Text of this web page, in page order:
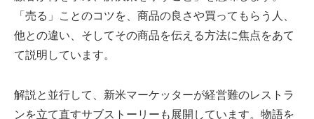
「売る」ことのコツを、商品の良さや買ってもらう人、
他との違い、そしてその商品を伝える方法に焦点をあて
て説明しています。
解説と並行して、新米マーケッターが経営難のレストラ
ンを立て直すサブストーリーも展開しています。物語を